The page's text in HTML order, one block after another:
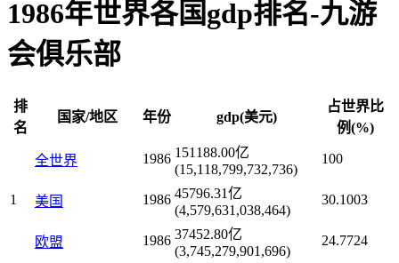
1986年世界各国gdp排名-九游
会俱乐部
排
名
国家/地区 年份 gdp(美元)
占世界比
例(%)
全世界 1986 151188.00亿
(15,118,799,732,736)
100
1 美国 1986 45796.31亿
(4,579,631,038,464)
30.1003
欧盟 1986 37452.80亿
(3,745,279,901,696)
24.7724